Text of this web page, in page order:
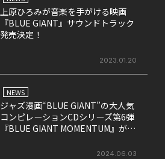
上原ひろみが音楽を手がける映画
『BLUE GIANT』サウンドトラック
発売決定！
2023.01.20
NEWS
ジャズ漫画“BLUE GIANT”の大人気
コンピレーションCDシリーズ第6弾
『BLUE GIANT MOMENTUM』が6
2024.06.03